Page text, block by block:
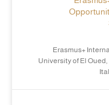
Erasmus+
University of El